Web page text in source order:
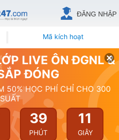
ĐĂNG NHẬP
Mã kích hoạt
LIVE ÔN ĐGNL &
ĐÓNG
50% HỌC PHÍ CHỈ CHO 300
SUẤT
39
PHÚT
10
GIÂY